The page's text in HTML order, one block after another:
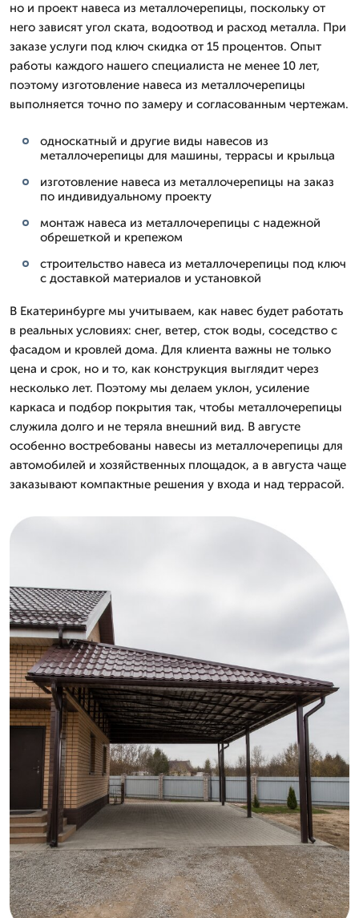
но и проект навеса из металлочерепицы, поскольку от
него зависят угол ската, водоотвод и расход металла. При
заказе услуги под ключ скидка от 15 процентов. Опыт
работы каждого нашего специалиста не менее 10 лет,
поэтому изготовление навеса из металлочерепицы
выполняется точно по замеру и согласованным чертежам.
односкатный и другие виды навесов из
металлочерепицы для машины, террасы и крыльца
изготовление навеса из металлочерепицы на заказ
по индивидуальному проекту
монтаж навеса из металлочерепицы с надежной
обрешеткой и крепежом
строительство навеса из металлочерепицы под ключ
с доставкой материалов и установкой
В Екатеринбурге мы учитываем, как навес будет работать
в реальных условиях: снег, ветер, сток воды, соседство с
фасадом и кровлей дома. Для клиента важны не только
цена и срок, но и то, как конструкция выглядит через
несколько лет. Поэтому мы делаем уклон, усиление
каркаса и подбор покрытия так, чтобы металлочерепицы
служила долго и не теряла внешний вид. В августе
особенно востребованы навесы из металлочерепицы для
автомобилей и хозяйственных площадок, а в августа чаще
заказывают компактные решения у входа и над террасой.